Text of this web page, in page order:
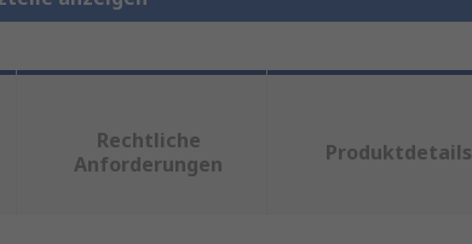
Rechtliche
Anforderungen
Produktdetails